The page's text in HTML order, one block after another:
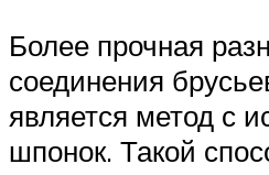
Более прочная
соединения
является метод с
шпонок. Такой